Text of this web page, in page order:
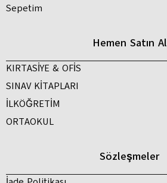
Sepetim
Hemen Satın Al
KIRTASİYE & OFİS
SINAV KİTAPLARI
İLKÖĞRETİM
ORTAOKUL
Sözleşmeler